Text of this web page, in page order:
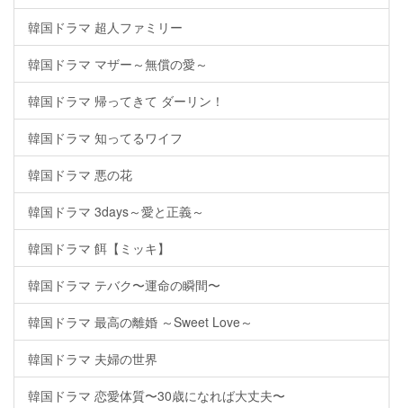
韓国ドラマ 超人ファミリー
韓国ドラマ マザー～無償の愛～
韓国ドラマ 帰ってきて ダーリン！
韓国ドラマ 知ってるワイフ
韓国ドラマ 悪の花
韓国ドラマ 3days～愛と正義～
韓国ドラマ 餌【ミッキ】
韓国ドラマ テバク〜運命の瞬間〜
韓国ドラマ 最高の離婚 ～Sweet Love～
韓国ドラマ 夫婦の世界
韓国ドラマ 恋愛体質〜30歳になれば大丈夫〜